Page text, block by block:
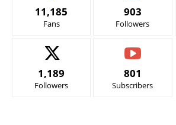
11,185
Fans
903
Followers
1,189
Followers
801
Subscribers